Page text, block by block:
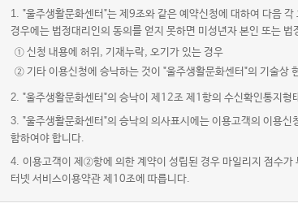
1. "울주생활문화센터"는 제9조와 같은 예약신청에 대하여 다음
경우에는 법정대리인의 동의를 얻지 못하면 미성년자 본인 또는
① 신청 내용에 허위, 기재누락, 오기가 있는 경우
② 기타 이용신청에 승낙하는 것이 "울주생활문화센터"의 기술상
2. "울주생활문화센터"의 승낙이 제12조 제1항의 수신확인통지
3. "울주생활문화센터"의 승낙의 의사표시에는 이용고객의 이용
함하여야 합니다.
4. 이용고객이 제②항에 의한 계약이 성립된 경우 마일리지 점수
터넷 서비스이용약관 제10조에 따릅니다.